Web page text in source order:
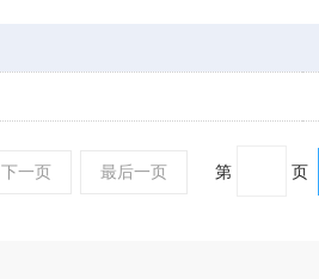
下一页 最后一页 第 页